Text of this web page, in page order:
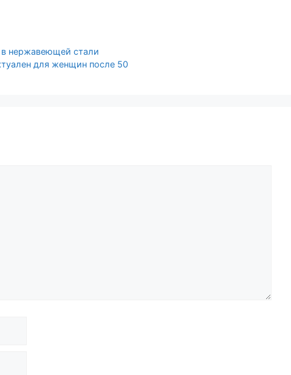
в нержавеющей стали
для женщин после 50